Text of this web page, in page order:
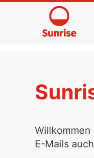
E-Mails